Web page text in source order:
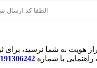
هویت به شما نرسید، برای
با شماره